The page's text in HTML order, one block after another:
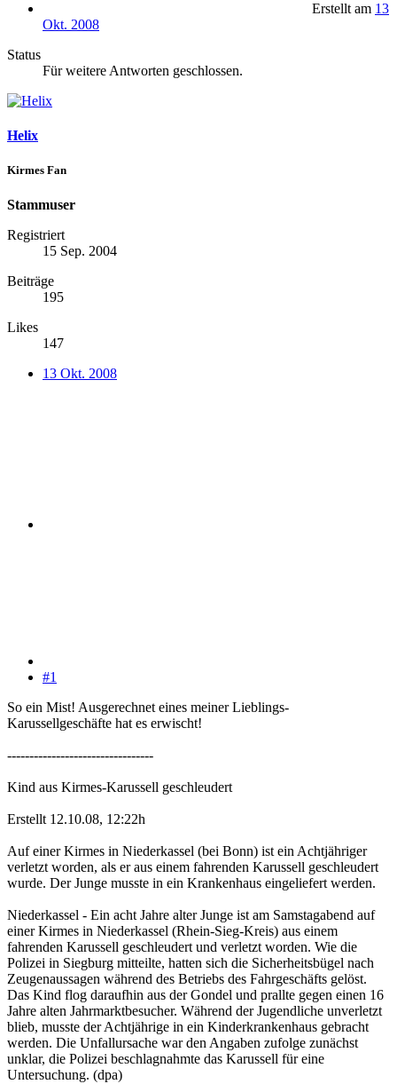
Erstellt am 13
Okt. 2008
Status
Für weitere Antworten geschlossen.
Helix
Kirmes Fan
Stammuser
Registriert
15 Sep. 2004
Beiträge
195
Likes
147
13 Okt. 2008
#1
So ein Mist! Ausgerechnet eines meiner Lieblings-
Karussellgeschäfte hat es erwischt!
---------------------------------
Kind aus Kirmes-Karussell geschleudert
Erstellt 12.10.08, 12:22h
Auf einer Kirmes in Niederkassel (bei Bonn) ist ein Achtjähriger
verletzt worden, als er aus einem fahrenden Karussell geschleudert
wurde. Der Junge musste in ein Krankenhaus eingeliefert werden.
Niederkassel - Ein acht Jahre alter Junge ist am Samstagabend auf
einer Kirmes in Niederkassel (Rhein-Sieg-Kreis) aus einem
fahrenden Karussell geschleudert und verletzt worden. Wie die
Polizei in Siegburg mitteilte, hatten sich die Sicherheitsbügel nach
Zeugenaussagen während des Betriebs des Fahrgeschäfts gelöst.
Das Kind flog daraufhin aus der Gondel und prallte gegen einen 16
Jahre alten Jahrmarktbesucher. Während der Jugendliche unverletzt
blieb, musste der Achtjährige in ein Kinderkrankenhaus gebracht
werden. Die Unfallursache war den Angaben zufolge zunächst
unklar, die Polizei beschlagnahmte das Karussell für eine
Untersuchung. (dpa)